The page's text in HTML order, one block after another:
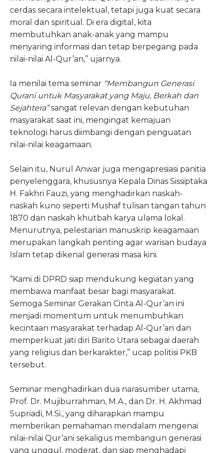
cerdas secara intelektual, tetapi juga kuat secara
moral dan spiritual. Di era digital, kita
membutuhkan anak-anak yang mampu
menyaring informasi dan tetap berpegang pada
nilai-nilai Al-Qur’an,” ujarnya.
Ia menilai tema seminar “Membangun Generasi
Qurani untuk Masyarakat yang Maju, Berkah dan
Sejahtera”sangat relevan dengan kebutuhan
masyarakat saat ini, mengingat kemajuan
teknologi harus diimbangi dengan penguatan
nilai-nilai keagamaan.
Selain itu, Nurul Anwar juga mengapresiasi panitia
penyelenggara, khususnya Kepala Dinas Sissiptaka
H. Fakhri Fauzi, yang menghadirkan naskah-
naskah kuno seperti Mushaf tulisan tangan tahun
1870 dan naskah khutbah karya ulama lokal.
Menurutnya, pelestarian manuskrip keagamaan
merupakan langkah penting agar warisan budaya
Islam tetap dikenal generasi masa kini.
“Kami di DPRD siap mendukung kegiatan yang
membawa manfaat besar bagi masyarakat.
Semoga Seminar Gerakan Cinta Al-Qur’an ini
menjadi momentum untuk menumbuhkan
kecintaan masyarakat terhadap Al-Qur’an dan
memperkuat jati diri Barito Utara sebagai daerah
yang religius dan berkarakter,” ucap politisi PKB
tersebut.
Seminar menghadirkan dua narasumber utama,
Prof. Dr. Mujiburrahman, M.A., dan Dr. H. Akhmad
Supriadi, M.Si., yang diharapkan mampu
memberikan pemahaman mendalam mengenai
nilai-nilai Qur’ani sekaligus membangun generasi
yang unggul, moderat, dan siap menghadapi